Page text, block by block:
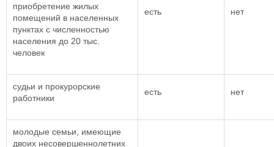
приобретение жилых
помещений в населенных
пунктах с численностью
населения до 20 тыс.
человек
есть нет
судьи и прокурорские
работники
есть нет
молодые семьи, имеющие
двоих несовершеннолетних